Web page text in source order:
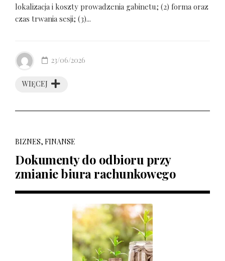
lokalizacja i koszty prowadzenia gabinetu; (2) forma oraz
czas trwania sesji; (3)...
WIĘCEJ
23/06/2026
BIZNES, FINANSE
Dokumenty do odbioru przy
zmianie biura rachunkowego